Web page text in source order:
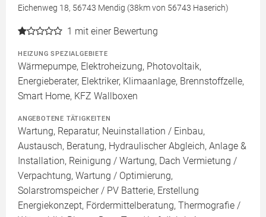
Eichenweg 18, 56743 Mendig (38km von 56743 Haserich)
1 mit einer Bewertung
HEIZUNG SPEZIALGEBIETE
Wärmepumpe, Elektroheizung, Photovoltaik,
Energieberater, Elektriker, Klimaanlage, Brennstoffzelle,
Smart Home, KFZ Wallboxen
ANGEBOTENE TÄTIGKEITEN
Wartung, Reparatur, Neuinstallation / Einbau,
Austausch, Beratung, Hydraulischer Abgleich, Anlage &
Installation, Reinigung / Wartung, Dach Vermietung /
Verpachtung, Wartung / Optimierung,
Solarstromspeicher / PV Batterie, Erstellung
Energiekonzept, Fördermittelberatung, Thermografie /